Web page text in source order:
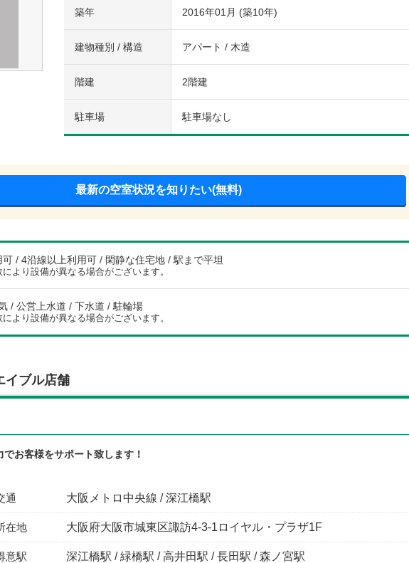
築年 2016年01月 (築10年)
建物種別 / 構造 アパート / 木造
階建 2階建
駐車場 駐車場なし
最新の空室状況を知りたい(無料)
/ 4沿線以上利用可 / 閑静な住宅地 / 駅まで平坦
より設備が異なる場合がございます。
/ 公営上水道 / 下水道 / 駐輪場
より設備が異なる場合がございます。
イブル店舗
でお客様をサポート致します！
通 大阪メトロ中央線 / 深江橋駅
在地 大阪府大阪市城東区諏訪4-3-1ロイヤル・プラザ1F
意駅 深江橋駅 / 緑橋駅 / 高井田駅 / 長田駅 / 森ノ宮駅